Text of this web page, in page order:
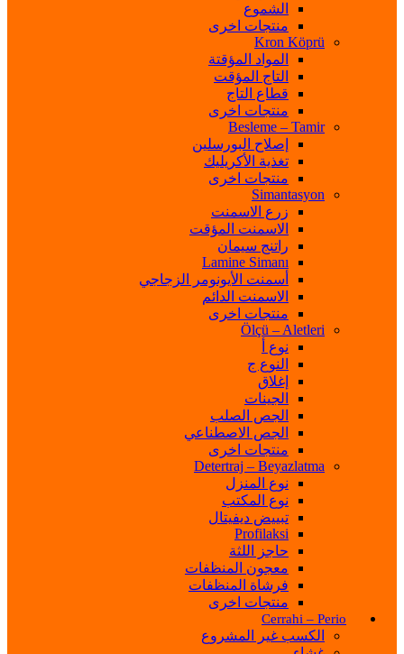
الشموع
منتجات اخرى
Kron Köprü
المواد المؤقتة
التاج المؤقت
قطاع التاج
منتجات اخرى
Besleme – Tamir
إصلاح البورسلين
تغذية الأكريليك
منتجات اخرى
Simantasyon
زرع الاسمنت
الاسمنت المؤقت
راتنج سيمان
Lamine Simanı
أسمنت الأيونومر الزجاجي
الاسمنت الدائم
منتجات اخرى
Ölçü – Aletleri
نوع أ
النوع ج
إغلاق
الجينات
الجص الصلب
الجص الاصطناعي
منتجات اخرى
Detertraj – Beyazlatma
نوع المنزل
نوع المكتب
تبييض ديفيتال
Profilaksi
حاجز اللثة
معجون المنظفات
فرشاة المنظفات
منتجات اخرى
Cerrahi – Perio
الكسب غير المشروع